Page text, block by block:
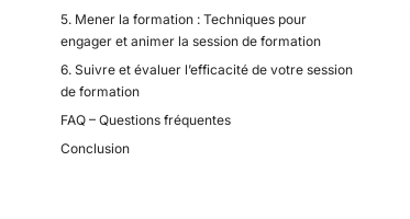
5. Mener la formation : Techniques pour
engager et animer la session de formation
6. Suivre et évaluer l’efficacité de votre session
de formation
FAQ – Questions fréquentes
Conclusion